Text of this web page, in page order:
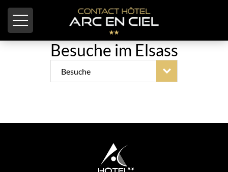
Besuche im Elsass